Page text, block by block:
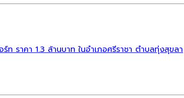
ท ราคา 1.3 ล้านบาท ในอำเภอศรีราชา ตำบลทุ่งสุขลา